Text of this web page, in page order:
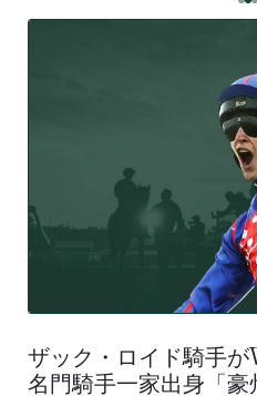
ザック・ロイド騎手が
名門騎手一家出身「